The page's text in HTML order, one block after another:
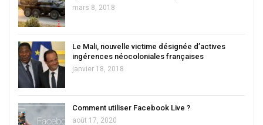
mars 8, 2018
Le Mali, nouvelle victime désignée d’actives
ingérences néocoloniales françaises
janvier 18, 2018
Comment utiliser Facebook Live ?
août 17, 2020